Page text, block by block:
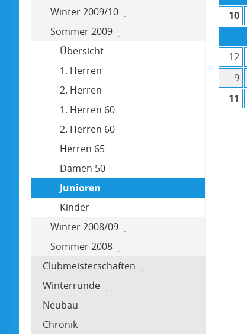
Winter 2009/10
Sommer 2009
Übersicht
1. Herren
2. Herren
1. Herren 60
2. Herren 60
Herren 65
Damen 50
Junioren
Kinder
Winter 2008/09
Sommer 2008
Clubmeisterschaften
Winterrunde
Neubau
Chronik
10
12
9
11